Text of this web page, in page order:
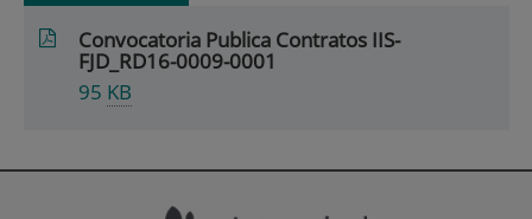
Convocatoria Publica Contratos IIS-
FJD_RD16-0009-0001
95 KB